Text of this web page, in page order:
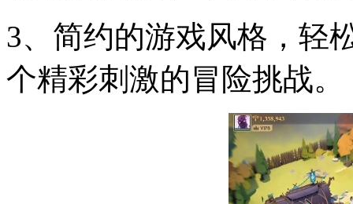
3、简约的游戏风格，轻
个精彩刺激的冒险挑战。